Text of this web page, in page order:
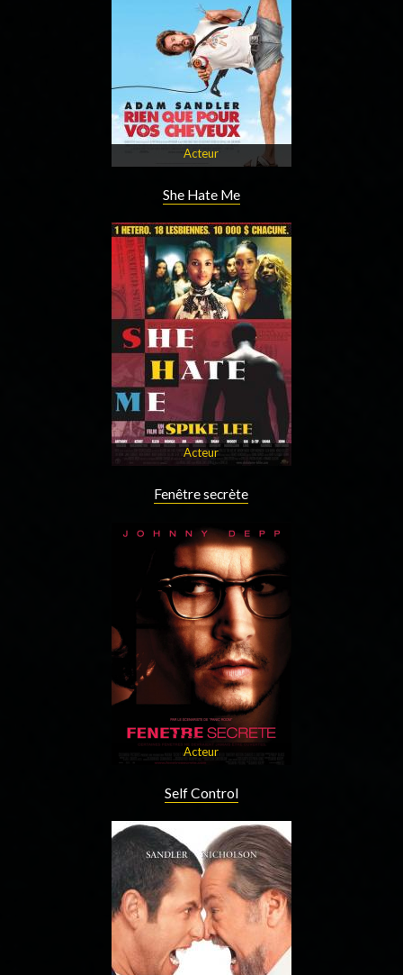
Acteur
She Hate Me
Acteur
Fenêtre secrète
Acteur
Self Control